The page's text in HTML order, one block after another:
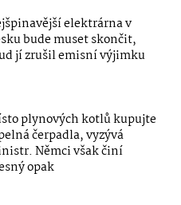
elektrárna v
bude muset skončit,
jí zrušil emisní výjimku
plynových kotlů kupujte
čerpadla, vyzývá
Němci však činí
opak